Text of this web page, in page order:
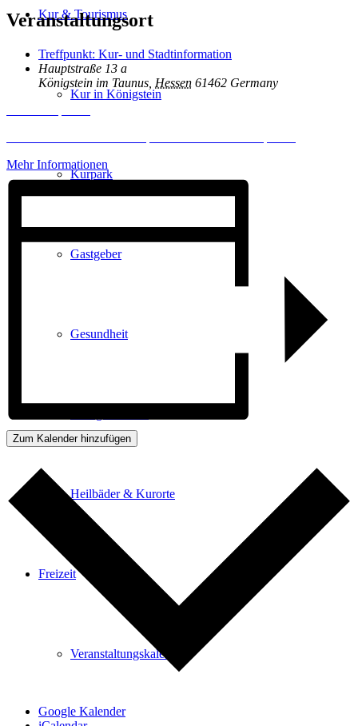
Kur & Tourismus
Kur in Königstein
Kurpark
Gastgeber
Gesundheit
Heilbäder & Kurorte
Freizeit
Veranstaltungskalender
Veranstaltungsort
Treffpunkt: Kur- und Stadtinformation
Hauptstraße 13 a
Königstein im Taunus Hessen 61462 Germany
Mehr Informationen
Zum Kalender hinzufügen
Google Kalender